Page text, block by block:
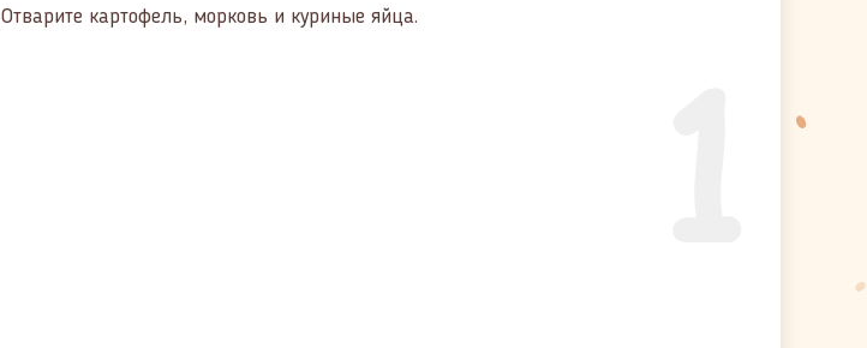
Отварите картофель, морковь и куриные яйца.